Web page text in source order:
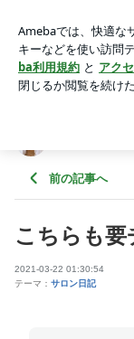
ト）
アプリをダウンロ
ょう。
前の記事へ
こちらも要
2021-03-22 01:30:54
テーマ： サロン日記